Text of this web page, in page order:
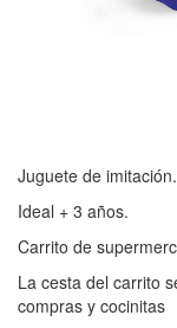
Juguete de imitación.
Ideal + 3 años.
Carrito de
La cesta del carrito
compras y cocinitas